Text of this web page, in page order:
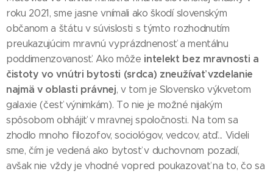
roku 2021, sme jasne vnímali ako škodí slovenským
občanom a štátu v súvislosti s týmto rozhodnutím
preukazujúcim mravnú vyprázdnenosť a mentálnu
poddimenzovanosť. Ako môže intelekt bez mravnosti a
čistoty vo vnútri bytosti (srdca) zneužívať vzdelanie
najmä v oblasti právnej, v tom je Slovensko výkvetom
galaxie (česť výnimkám). To nie je možné nijakým
spôsobom obhájiť v mravnej spoločnosti. Na tom sa
zhodlo mnoho filozofov, sociológov, vedcov, atď... Videli
sme, čím je vedená ako bytosť v duchovnom pozadí,
avšak nie vždy je vhodné vopred poukazovať na to, čo sa